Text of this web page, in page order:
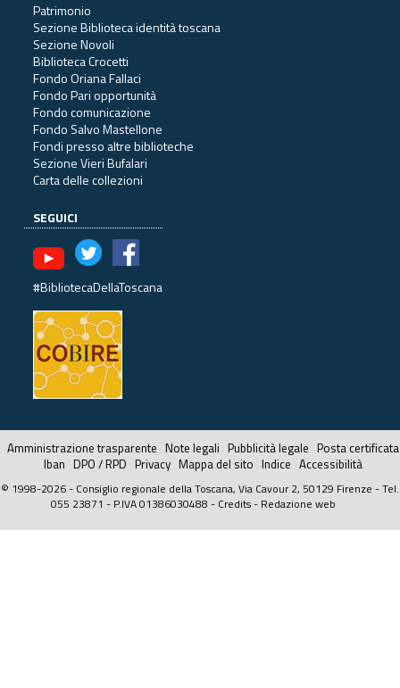
Patrimonio
Sezione Biblioteca identità toscana
Sezione Novoli
Biblioteca Crocetti
Fondo Oriana Fallaci
Fondo Pari opportunità
Fondo comunicazione
Fondo Salvo Mastellone
Fondi presso altre biblioteche
Sezione Vieri Bufalari
Carta delle collezioni
SEGUICI
#BibliotecaDellaToscana
Amministrazione trasparente Note legali Pubblicità legale Posta certificata
Iban DPO / RPD Privacy Mappa del sito Indice Accessibilità
© 1998-2026 - Consiglio regionale della Toscana, Via Cavour 2, 50129 Firenze - Tel.
055 23871 - P.IVA 01386030488 - Credits- Redazione web